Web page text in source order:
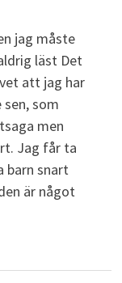
jag måste
läst Det
att jag har
som
men
Jag får ta
barn snart
är något